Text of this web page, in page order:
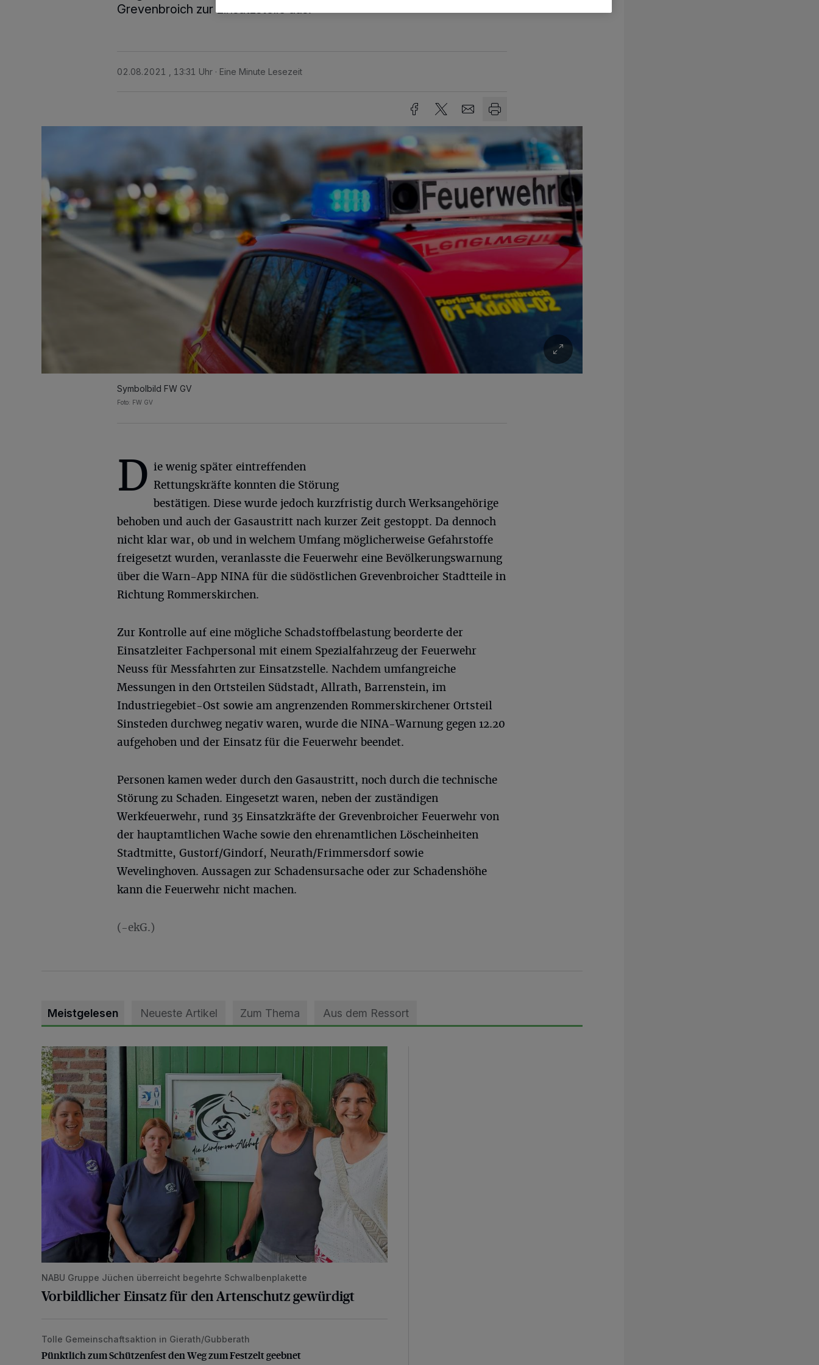
Grevenbroich zur Einsatzstelle aus.
02.08.2021 , 13:31 Uhr Eine Minute Lesezeit
Symbolbild FW GV
Foto: FW GV
D ie wenig später eintreffenden
Rettungskräfte konnten die Störung
bestätigen. Diese wurde jedoch kurzfristig durch Werksangehörige
behoben und auch der Gasaustritt nach kurzer Zeit gestoppt. Da dennoch
nicht klar war, ob und in welchem Umfang möglicherweise Gefahrstoffe
freigesetzt wurden, veranlasste die Feuerwehr eine Bevölkerungswarnung
über die Warn-App NINA für die südöstlichen Grevenbroicher Stadtteile in
Richtung Rommerskirchen.
Zur Kontrolle auf eine mögliche Schadstoffbelastung beorderte der
Einsatzleiter Fachpersonal mit einem Spezialfahrzeug der Feuerwehr
Neuss für Messfahrten zur Einsatzstelle. Nachdem umfangreiche
Messungen in den Ortsteilen Südstadt, Allrath, Barrenstein, im
Industriegebiet-Ost sowie am angrenzenden Rommerskirchener Ortsteil
Sinsteden durchweg negativ waren, wurde die NINA-Warnung gegen 12.20
aufgehoben und der Einsatz für die Feuerwehr beendet.
Personen kamen weder durch den Gasaustritt, noch durch die technische
Störung zu Schaden. Eingesetzt waren, neben der zuständigen
Werkfeuerwehr, rund 35 Einsatzkräfte der Grevenbroicher Feuerwehr von
der hauptamtlichen Wache sowie den ehrenamtlichen Löscheinheiten
Stadtmitte, Gustorf/Gindorf, Neurath/Frimmersdorf sowie
Wevelinghoven. Aussagen zur Schadensursache oder zur Schadenshöhe
kann die Feuerwehr nicht machen.
(-ekG.)
Meistgelesen Neueste Artikel Zum Thema Aus dem Ressort
Vorbildlicher Einsatz für den Artenschutz gewürdigt
NABU Gruppe Jüchen überreicht begehrte Schwalbenplakette
Vorbildlicher Einsatz für den Artenschutz gewürdigt
Pünktlich zum Schützenfest den Weg zum Festzelt geebnet
Tolle Gemeinschaftsaktion in Gierath/Gubberath
Pünktlich zum Schützenfest den Weg zum Festzelt geebnet